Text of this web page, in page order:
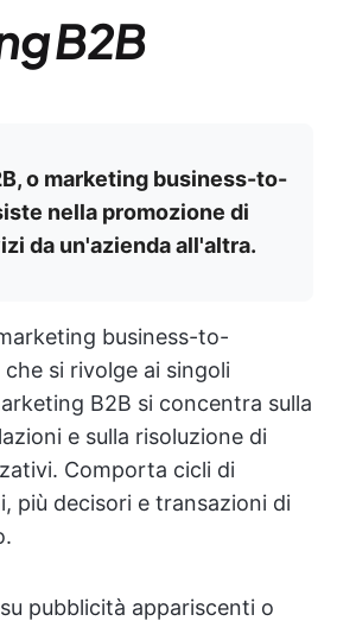
B2B
o marketing business-to-
nella promozione di
da un'azienda all'altra.
business-to-
si rivolge ai singoli
B2B si concentra sulla
e sulla risoluzione di
Comporta cicli di
più decisori e transazioni di
pubblicità appariscenti o